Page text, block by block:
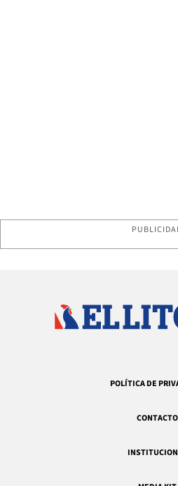
POLÍTICA DE
CONTACTO